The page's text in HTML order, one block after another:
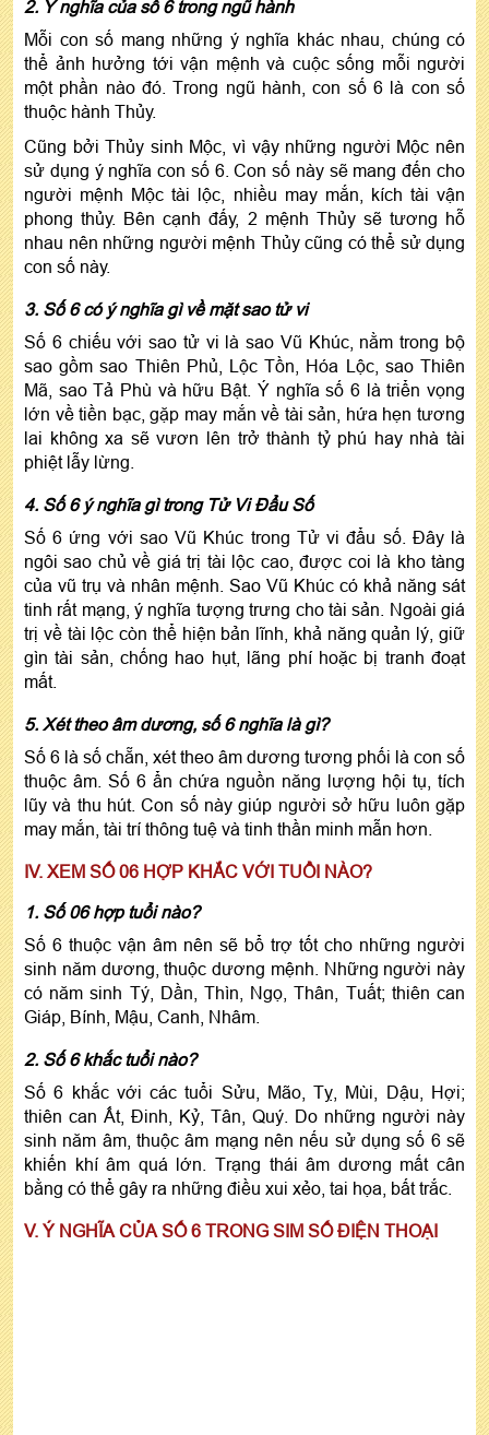
2. Ý nghĩa của số 6 trong ngũ hành
Mỗi con số mang những ý nghĩa khác nhau, chúng có
thể ảnh hưởng tới vận mệnh và cuộc sống mỗi người
một phần nào đó. Trong ngũ hành, con số 6 là con số
thuộc hành Thủy.
Cũng bởi Thủy sinh Mộc, vì vậy những người Mộc nên
sử dụng ý nghĩa con số 6. Con số này sẽ mang đến cho
người mệnh Mộc tài lộc, nhiều may mắn, kích tài vận
phong thủy. Bên cạnh đấy, 2 mệnh Thủy sẽ tương hỗ
nhau nên những người mệnh Thủy cũng có thể sử dụng
con số này.
3. Số 6 có ý nghĩa gì về mặt sao tử vi
Số 6 chiếu với sao tử vi là sao Vũ Khúc, nằm trong bộ
sao gồm sao Thiên Phủ, Lộc Tồn, Hóa Lộc, sao Thiên
Mã, sao Tả Phù và hữu Bật. Ý nghĩa số 6 là triển vọng
lớn về tiền bạc, gặp may mắn về tài sản, hứa hẹn tương
lai không xa sẽ vươn lên trở thành tỷ phú hay nhà tài
phiệt lẫy lừng.
4. Số 6 ý nghĩa gì trong Tử Vi Đẩu Số
Số 6 ứng với sao Vũ Khúc trong Tử vi đẩu số. Đây là
ngôi sao chủ về giá trị tài lộc cao, được coi là kho tàng
của vũ trụ và nhân mệnh. Sao Vũ Khúc có khả năng sát
tinh rất mạng, ý nghĩa tượng trưng cho tài sản. Ngoài giá
trị về tài lộc còn thể hiện bản lĩnh, khả năng quản lý, giữ
gìn tài sản, chống hao hụt, lãng phí hoặc bị tranh đoạt
mất.
5. Xét theo âm dương, số 6 nghĩa là gì?
Số 6 là số chẵn, xét theo âm dương tương phối là con số
thuộc âm. Số 6 ẩn chứa nguồn năng lượng hội tụ, tích
lũy và thu hút. Con số này giúp người sở hữu luôn gặp
may mắn, tài trí thông tuệ và tinh thần minh mẫn hơn.
IV. XEM SỐ 06 HỢP KHẮC VỚI TUỔI NÀO?
1. Số 06 hợp tuổi nào?
Số 6 thuộc vận âm nên sẽ bổ trợ tốt cho những người
sinh năm dương, thuộc dương mệnh. Những người này
có năm sinh Tý, Dần, Thìn, Ngọ, Thân, Tuất; thiên can
Giáp, Bính, Mậu, Canh, Nhâm.
2. Số 6 khắc tuổi nào?
Số 6 khắc với các tuổi Sửu, Mão, Tỵ, Mùi, Dậu, Hợi;
thiên can Ất, Đinh, Kỷ, Tân, Quý. Do những người này
sinh năm âm, thuộc âm mạng nên nếu sử dụng số 6 sẽ
khiến khí âm quá lớn. Trạng thái âm dương mất cân
bằng có thể gây ra những điều xui xẻo, tai họa, bất trắc.
V. Ý NGHĨA CỦA SỐ 6 TRONG SIM SỐ ĐIỆN THOẠI